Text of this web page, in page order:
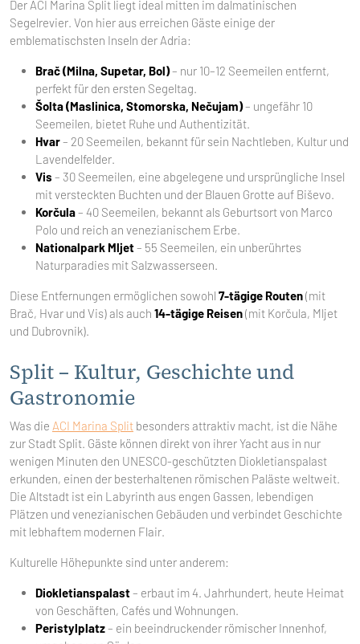
Der ACI Marina Split liegt ideal mitten im dalmatinischen
Segelrevier. Von hier aus erreichen Gäste einige der
emblematischsten Inseln der Adria:
Brač (Milna, Supetar, Bol)– nur 10–12 Seemeilen entfernt,
perfekt für den ersten Segeltag.
Šolta (Maslinica, Stomorska, Nečujam)– ungefähr 10
Seemeilen, bietet Ruhe und Authentizität.
Hvar– 20 Seemeilen, bekannt für sein Nachtleben, Kultur und
Lavendelfelder.
Vis – 30 Seemeilen, eine abgelegene und ursprüngliche Insel
mit versteckten Buchten und der Blauen Grotte auf Biševo.
Korčula– 40 Seemeilen, bekannt als Geburtsort von Marco
Polo und reich an venezianischem Erbe.
Nationalpark Mljet– 55 Seemeilen, ein unberührtes
Naturparadies mit Salzwasserseen.
Diese Entfernungen ermöglichen sowohl 7-tägige Routen(mit
Brač, Hvar und Vis) als auch 14-tägige Reisen(mit Korčula, Mljet
und Dubrovnik).
Split – Kultur, Geschichte und
Gastronomie
Was die ACI Marina Split besonders attraktiv macht, ist die Nähe
zur Stadt Split. Gäste können direkt von ihrer Yacht aus in nur
wenigen Minuten den UNESCO-geschützten Diokletianspalast
erkunden, einen der besterhaltenen römischen Paläste weltweit.
Die Altstadt ist ein Labyrinth aus engen Gassen, lebendigen
Plätzen und venezianischen Gebäuden und verbindet Geschichte
mit lebhaftem modernen Flair.
Kulturelle Höhepunkte sind unter anderem:
Diokletianspalast– erbaut im 4. Jahrhundert, heute Heimat
von Geschäften, Cafés und Wohnungen.
Peristylplatz– ein beeindruckender römischer Innenhof,